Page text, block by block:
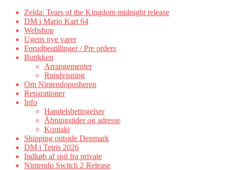
Zelda: Tears of the Kingdom midnight release
DM i Mario Kart 64
Webshop
Ugens nye varer
Forudbestillinger / Pre orders
Butikken
Arrangementer
Rundvisning
Om Nintendopusheren
Reparationer
Info
Handelsbetingelser
Åbningstider og adresse
Kontakt
Shipping outside Denmark
DM i Tetris 2026
Indkøb af spil fra private
Nintendo Switch 2 Release